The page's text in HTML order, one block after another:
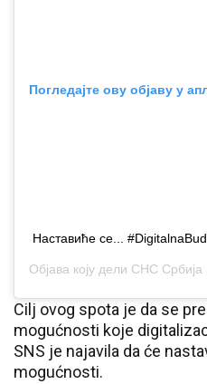
Погледајте ову објаву у
Наставиће се...
Објава коју дели СНС Србија
Cilj ovog spota je da se
mogućnosti koje
SNS je najavila da će
mogućnosti.